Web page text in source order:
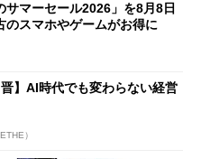
サマーセール2026」を8月8日
のスマホやゲームがお得に
晋】AI時代でも変わらない経営
）